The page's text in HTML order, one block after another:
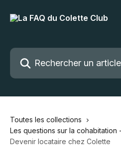
Rechercher un article...
Toutes les collections
Les questions sur la cohabitation
Devenir locataire chez Colette